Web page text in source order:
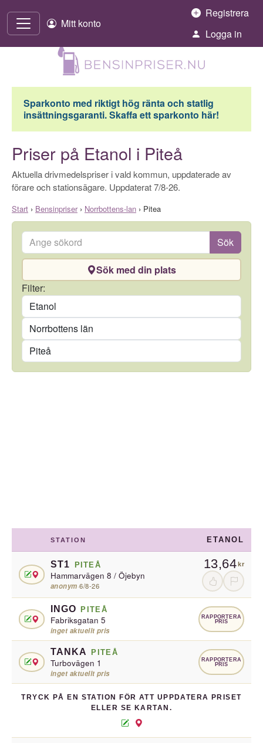
Mitt konto
Registrera
Logga in
Sparkonto med riktigt hög ränta och statlig
insättningsgaranti. Skaffa ett sparkonto här!
Priser på Etanol i Piteå
Aktuella drivmedelspriser i vald kommun, uppdaterade av
förare och stationsägare. Uppdaterat 7/8-26.
Start › Bensinpriser› Norrbottens-lan › Pitea
Ange sökord Sök
Sök med din plats
Filter:
Län
Kommun
STATION ETANOL
ST1 PITEÅ
Hammarvägen 8 / Öjebyn
anonym·6/8-26
13,64kr
INGO PITEÅ
Fabriksgatan 5
inget aktuellt pris
RAPPORTERA
PRIS
TANKA PITEÅ
Turbovägen 1
inget aktuellt pris
RAPPORTERA
PRIS
TRYCK PÅ EN STATION FÖR ATT UPPDATERA PRISET
ELLER SE KARTAN.